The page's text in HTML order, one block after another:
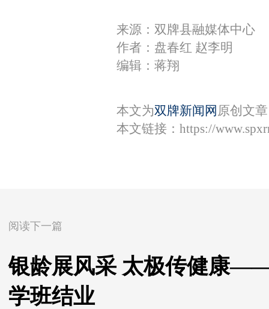
来源：双牌县融媒体中心
作者：盘春红 赵李明
编辑：蒋翔
本文为双牌新闻网 原创文
本文链接： https://
阅读下一篇
银龄展风采 太极传健康
学班结业